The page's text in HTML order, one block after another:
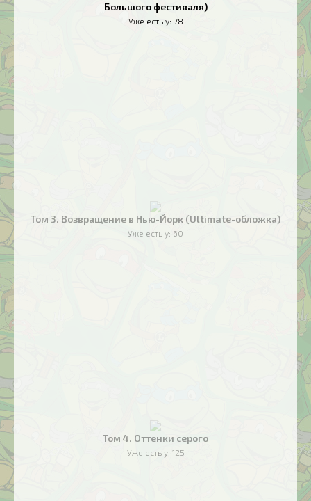
Большого фестиваля)
Уже есть у: 78
Том 3. Возвращение в Нью-Йорк (Ultimate-обложка)
Уже есть у: 60
Том 4. Оттенки серого
Уже есть у: 125